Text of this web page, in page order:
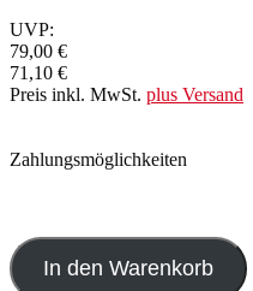
UVP:
79,00 €
71,10 €
Preis inkl. MwSt. plus Versand
Zahlungsmöglichkeiten
In den Warenkorb